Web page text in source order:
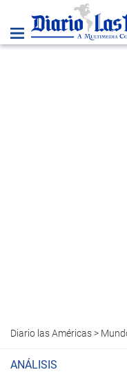
Diario las Américas>
ANÁLISIS